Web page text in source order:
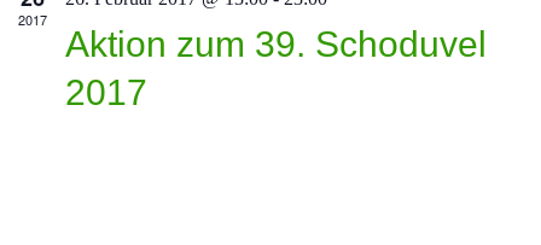
2017
Aktion zum 39. Schoduvel
2017